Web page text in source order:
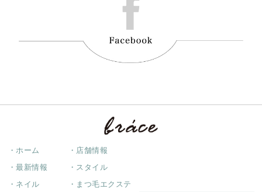
・ホーム ・店舗情報
・最新情報 ・スタイル
・ネイル ・まつ毛エクステ